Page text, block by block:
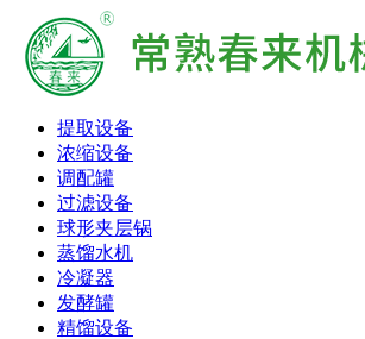
提取设备
浓缩设备
调配罐
过滤设备
球形夹层锅
蒸馏水机
冷凝器
发酵罐
精馏设备